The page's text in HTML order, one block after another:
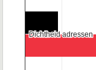
Dichtheid adressen
Dichtheid adressen